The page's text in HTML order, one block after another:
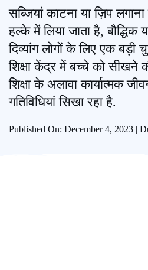
सब्जियां काटना या ज़िप
हल्के में लिया जाता है, बौद्धिक
दिव्यांग लोगों के लिए एक बड़ी
शिक्षा केंद्र में बच्चे को सीखने
शिक्षा के अलावा कार्यात्मक
गतिविधियां सिखा रहा है.
Published On: December 4, 2023 |